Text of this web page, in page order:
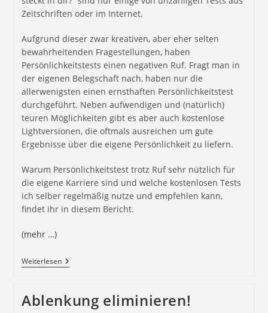
Zeitschriften oder im Internet.
Aufgrund dieser zwar kreativen, aber eher selten
bewahrheitenden Fragestellungen, haben
Persönlichkeitstests einen negativen Ruf. Fragt man in
der eigenen Belegschaft nach, haben nur die
allerwenigsten einen ernsthaften Persönlichkeitstest
durchgeführt. Neben aufwendigen und (natürlich)
teuren Möglichkeiten gibt es aber auch kostenlose
Lightversionen, die oftmals ausreichen um gute
Ergebnisse über die eigene Persönlichkeit zu liefern.
Warum Persönlichkeitstest trotz Ruf sehr nützlich für
die eigene Karriere sind und welche kostenlosen Tests
ich selber regelmäßig nutze und empfehlen kann,
findet ihr in diesem Bericht.
(mehr …)
Weiterlesen
Ablenkung eliminieren!